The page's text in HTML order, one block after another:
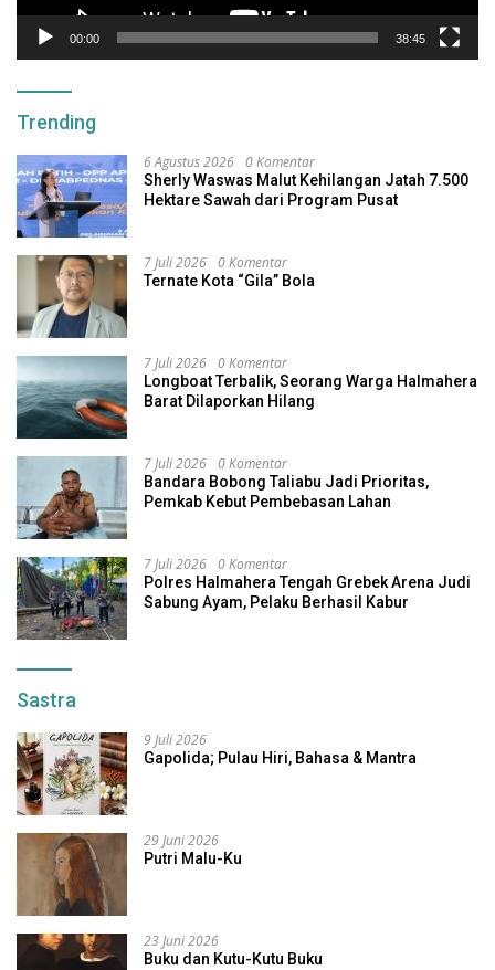
00:00 38:45
Trending
6 Agustus 2026 0 Komentar
Sherly Waswas Malut Kehilangan Jatah 7.500
Hektare Sawah dari Program Pusat
7 Juli 2026 0 Komentar
Ternate Kota “Gila” Bola
7 Juli 2026 0 Komentar
Longboat Terbalik, Seorang Warga Halmahera
Barat Dilaporkan Hilang
7 Juli 2026 0 Komentar
Bandara Bobong Taliabu Jadi Prioritas,
Pemkab Kebut Pembebasan Lahan
7 Juli 2026 0 Komentar
Polres Halmahera Tengah Grebek Arena Judi
Sabung Ayam, Pelaku Berhasil Kabur
Sastra
9 Juli 2026
Gapolida; Pulau Hiri, Bahasa & Mantra
29 Juni 2026
Putri Malu-Ku
23 Juni 2026
Buku dan Kutu-Kutu Buku